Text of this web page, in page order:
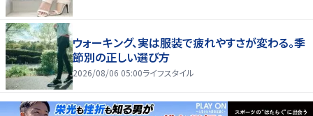
ウォーキング、実は服装で疲れやすさが変わる。季
節別の正しい選び方
2026/08/06 05:00ライフスタイル